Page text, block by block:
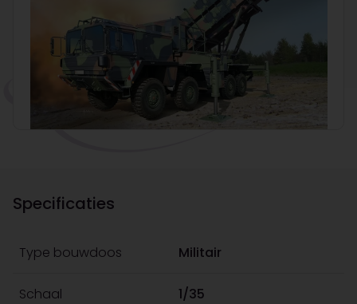
Specificaties
Type bouwdoos Militair
Schaal 1/35